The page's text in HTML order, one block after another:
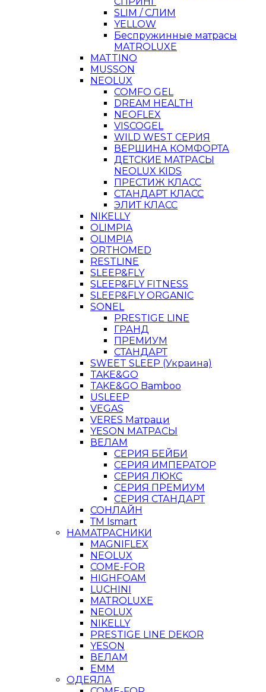
SLIM / СЛИМ
YELLOW
Беспружинные матрасы
MATROLUXE
MATTINO
MUSSON
NEOLUX
COMFO GEL
DREAM HEALTH
NEOFLEX
VISCOGEL
WILD WEST СЕРИЯ
ВЕРШИНА КОМФОРТА
ДЕТСКИЕ МАТРАСЫ
NEOLUX KIDS
ПРЕСТИЖ КЛАСС
СТАНДАРТ КЛАСС
ЭЛИТ КЛАСС
NIKELLY
OLIMPIA
OLIMPIA
ORTHOMED
RESTLINE
SLEEP&FLY
SLEEP&FLY FITNESS
SLEEP&FLY ORGANIC
SONEL
PRESTIGE LINE
ГРАНД
ПРЕМИУМ
СТАНДАРТ
SWEET SLEEP (Украина)
TAKE&GO
TAKE&GO Bamboo
USLEEP
VEGAS
VERES Матраци
YESON МАТРАСЫ
ВЕЛАМ
СЕРИЯ БЕЙБИ
СЕРИЯ ИМПЕРАТОР
СЕРИЯ ЛЮКС
СЕРИЯ ПРЕМИУМ
СЕРИЯ СТАНДАРТ
СОНЛАЙН
ТМ Ismart
НАМАТРАСНИКИ
MAGNIFLEX
NEOLUX
COME-FOR
HIGHFOAM
LUCHINI
MATROLUXE
NEOLUX
NIKELLY
PRESTIGE LINE DEKOR
YESON
ВЕЛАМ
ЕММ
ОДЕЯЛА